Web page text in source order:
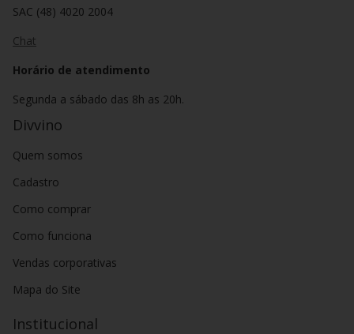
SAC (48) 4020 2004
Chat
Horário de atendimento
Segunda a sábado das 8h as 20h.
Divvino
Quem somos
Cadastro
Como comprar
Como funciona
Vendas corporativas
Mapa do Site
Institucional